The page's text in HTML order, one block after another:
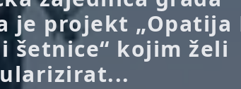
je projekt „Opatija
šetnice“ kojim želi